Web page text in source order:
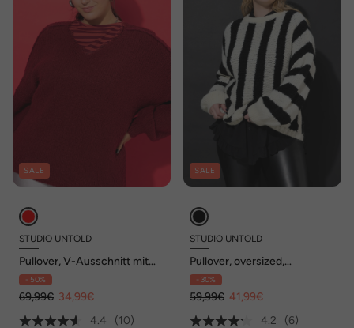
SALE
STUDIO UNTOLD
Pullover, V-Ausschnitt mit
Spitze, weiter Langarm
- 50%
69,99€ 34,99€
4.4
(10)
SALE
STUDIO UNTOLD
Pullover, oversized,
Längsstreifen
- 30%
59,99€ 41,99€
4.2
(6)